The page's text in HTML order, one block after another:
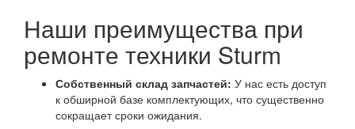
Наши преимущества при
ремонте техники Sturm
Собственный склад запчастей: У нас есть доступ
к обширной базе комплектующих, что существенно
сокращает сроки ожидания.